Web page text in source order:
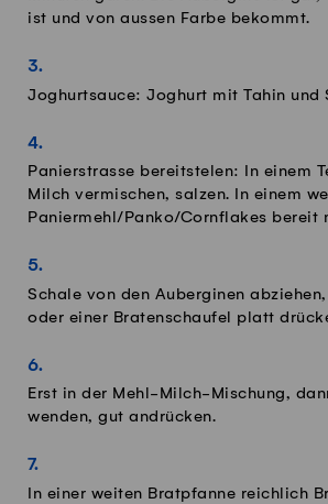
ist und von aussen Farbe bekommt.
Joghurtsauce: Joghurt mit Tahin und
Panierstrasse bereitstelen: In einem
Milch vermischen, salzen. In einem
Paniermehl/Panko/Cornflakes bereit
Schale von den Auberginen
oder einer Bratenschaufel platt
Erst in der Mehl-Milch-Mischung,
wenden, gut andrücken.
In einer weiten Bratpfanne reichlich